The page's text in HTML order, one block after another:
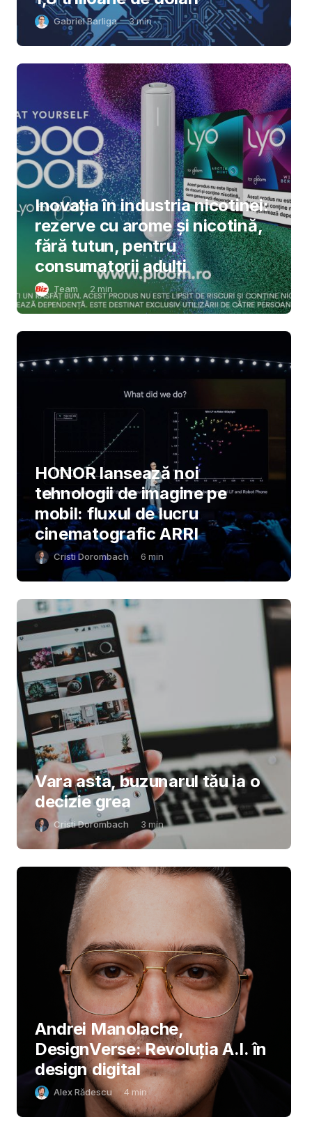
Gabriel Barliga 3min
Inovația în industria nicotinei:
rezerve cu arome și nicotină,
fără tutun, pentru
consumatorii adulți
Team 2 min
HONOR lansează noi
tehnologii de imagine pe
mobil: fluxul de lucru
cinematografic ARRI
Cristi Dorombach 6 min
Vara asta, buzunarul tău ia o
decizie grea
Cristi Dorombach 3 min
Andrei Manolache,
DesignVerse: Revoluția A.I. în
design digital
Alex Rădescu 4 min